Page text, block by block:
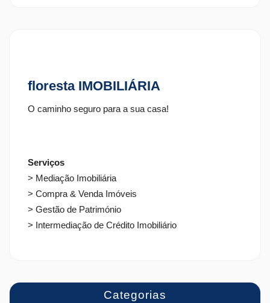
floresta IMOBILIÁRIA
O caminho seguro para a sua casa!
Serviços
> Mediação Imobiliária
> Compra & Venda Imóveis
> Gestão de Património
> Intermediação de Crédito Imobiliário
Categorias